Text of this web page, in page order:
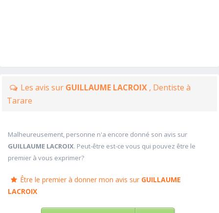
Les avis sur GUILLAUME LACROIX , Dentiste à
Tarare
Malheureusement, personne n'a encore donné son avis sur
GUILLAUME LACROIX. Peut-être est-ce vous qui pouvez être le
premier à vous exprimer?
Être le premier à donner mon avis sur GUILLAUME
LACROIX